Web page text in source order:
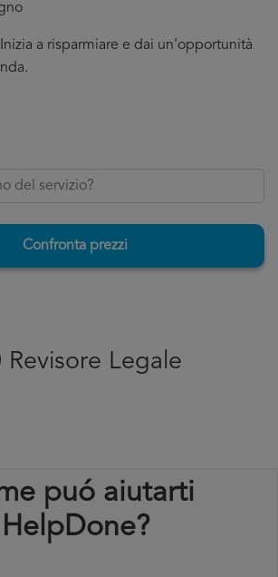
a risparmiare e dai un’opportunità
Confronta prezzi
Legale
puó aiutarti
HelpDone?